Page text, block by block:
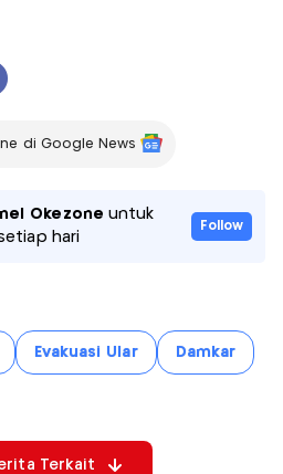
di Google News
Okezone untuk
hari
Follow
Evakuasi Ular Damkar
Terkait